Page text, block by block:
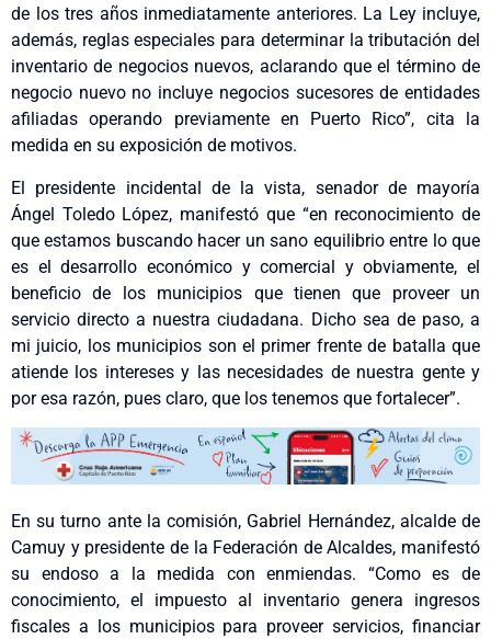
de los tres años inmediatamente anteriores. La Ley incluye,
además, reglas especiales para determinar la tributación del
inventario de negocios nuevos, aclarando que el término de
negocio nuevo no incluye negocios sucesores de entidades
afiliadas operando previamente en Puerto Rico”, cita la
medida en su exposición de motivos.
El presidente incidental de la vista, senador de mayoría
Ángel Toledo López, manifestó que “en reconocimiento de
que estamos buscando hacer un sano equilibrio entre lo que
es el desarrollo económico y comercial y obviamente, el
beneficio de los municipios que tienen que proveer un
servicio directo a nuestra ciudadana. Dicho sea de paso, a
mi juicio, los municipios son el primer frente de batalla que
atiende los intereses y las necesidades de nuestra gente y
por esa razón, pues claro, que los tenemos que fortalecer”.
En su turno ante la comisión, Gabriel Hernández, alcalde de
Camuy y presidente de la Federación de Alcaldes, manifestó
su endoso a la medida con enmiendas. “Como es de
conocimiento, el impuesto al inventario genera ingresos
fiscales a los municipios para proveer servicios, financiar